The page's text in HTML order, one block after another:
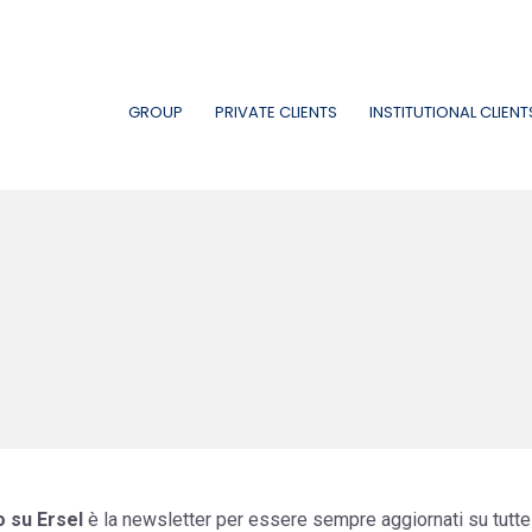
GROUP PRIVATE CLIENTS INSTITUTIONAL
su Ersel è la newsletter per essere sempre aggiornati su